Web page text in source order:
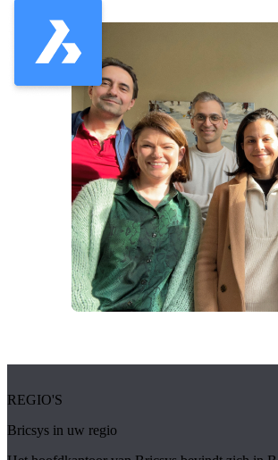
REGIO'S
Bricsys in uw regio